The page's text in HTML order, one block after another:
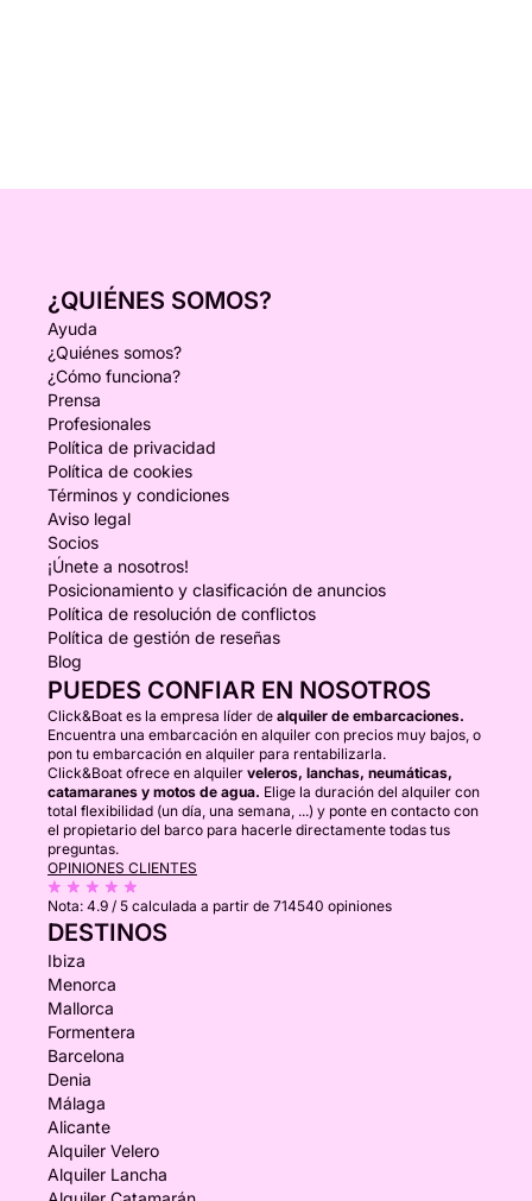
¿QUIÉNES SOMOS?
Ayuda
¿Quiénes somos?
¿Cómo funciona?
Prensa
Profesionales
Política de privacidad
Política de cookies
Términos y condiciones
Aviso legal
Socios
¡Únete a nosotros!
Posicionamiento y clasificación de anuncios
Política de resolución de conflictos
Política de gestión de reseñas
Blog
PUEDES CONFIAR EN NOSOTROS
Click&Boat es la empresa líder de alquiler de embarcaciones.
Encuentra una embarcación en alquiler con precios muy bajos, o
pon tu embarcación en alquiler para rentabilizarla.
Click&Boat ofrece en alquiler veleros, lanchas, neumáticas,
catamaranes y motos de agua. Elige la duración del alquiler con
total flexibilidad (un día, una semana, ...) y ponte en contacto con
el propietario del barco para hacerle directamente todas tus
preguntas.
OPINIONES CLIENTES
Nota: 4.9 / 5 calculada a partir de 714540 opiniones
DESTINOS
Ibiza
Menorca
Mallorca
Formentera
Barcelona
Denia
Málaga
Alicante
Alquiler Velero
Alquiler Lancha